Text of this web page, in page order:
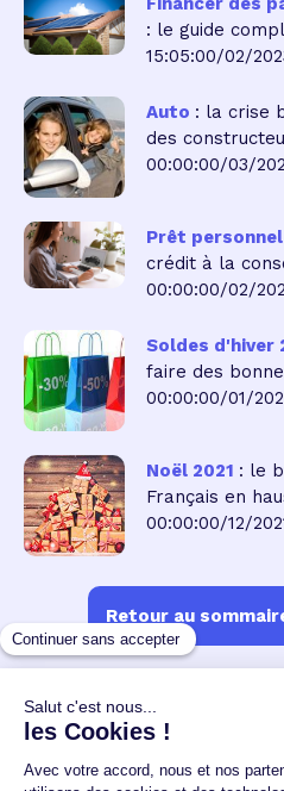
: le guide
15:05:00/02/
Auto : la crise
des
00:00:00/03/
Prêt personnel
crédit à la
00:00:00/02/
Soldes d'hiver
faire des
00:00:00/01/
Noël 2021 : le
Français en
00:00:00/12/
Retour au